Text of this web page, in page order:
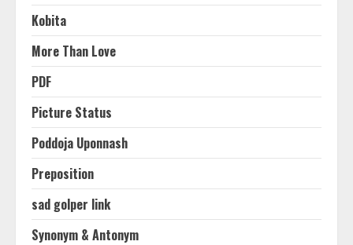
Kobita
More Than Love
PDF
Picture Status
Poddoja Uponnash
Preposition
sad golper link
Synonym & Antonym